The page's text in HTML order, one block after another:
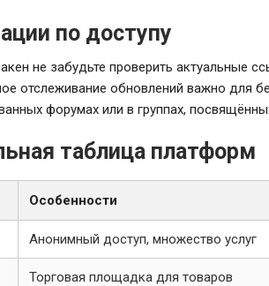
по доступу
не забудьте проверить актуальные
отслеживание обновлений важно
форумах или в группах,
таблица платформ
Особенности
Анонимный доступ, множество услуг
Торговая площадка для товаров